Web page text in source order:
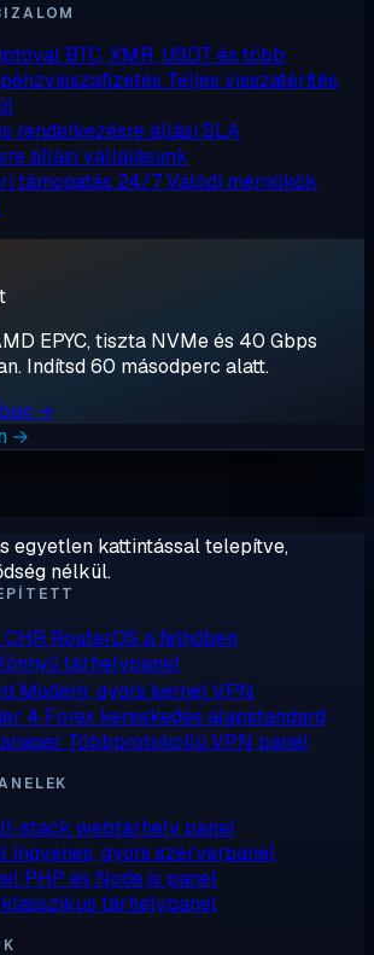
BTC, XMR, USDT és több
Teljes visszatérítés,
rendelkezésre állási SLA
állási vállalásunk
támogatás 24/7Valódi mérnökök,
EPYC, tiszta NVMe és 40 Gbps
Indítsd 60 másodperc alatt.
→
→
egyetlen kattintással telepítve,
nélkül.
RouterOS a felhőben
tárhelypanel
Modern, gyors kernel VPN
4 Forex kereskedés alapstandard
Többprotokollú VPN panel
stack webtárhely panel
Ingyenes, gyors szerverpanel
PHP és Node.js panel
tárhelypanel